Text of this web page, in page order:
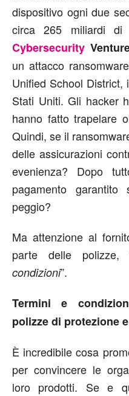
dispositivo ogni due
circa 265 miliardi di
Cybersecurity
un attacco
Unified School
Stati Uniti. Gli hacker
hanno fatto trapelare
Quindi, se il
delle assicurazioni
evenienza? Dopo
pagamento
peggio?
Ma attenzione al
parte delle polizze,
condizioni”.
Termini e
polizze di protezione
È incredibile cosa
per convincere le
loro prodotti. Se e